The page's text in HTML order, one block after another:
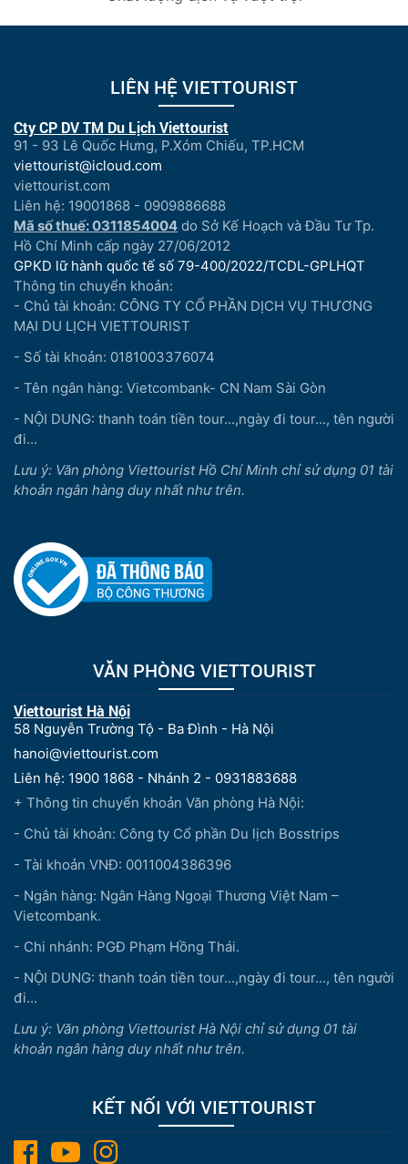
LIÊN HỆ VIETTOURIST
Cty CP DV TM Du Lịch Viettourist
91 - 93 Lê Quốc Hưng, P.Xóm Chiếu, TP.HCM
viettourist@icloud.com
viettourist.com
Liên hệ: 19001868 - 0909886688
Mã số thuế: 0311854004 do Sở Kế Hoạch và Đầu Tư Tp.
Hồ Chí Minh cấp ngày 27/06/2012
GPKD lữ hành quốc tế số 79-400/2022/TCDL-GPLHQT
Thông tin chuyển khoản:
- Chủ tài khoản: CÔNG TY CỔ PHẦN DỊCH VỤ THƯƠNG
MẠI DU LỊCH VIETTOURIST
- Số tài khoản: 0181003376074
- Tên ngân hàng: Vietcombank- CN Nam Sài Gòn
- NỘI DUNG: thanh toán tiền tour...,ngày đi tour..., tên người
đi...
Lưu ý: Văn phòng Viettourist Hồ Chí Minh chỉ sử dụng 01 tài
khoản ngân hàng duy nhất như trên.
VĂN PHÒNG VIETTOURIST
Viettourist Hà Nội
58 Nguyễn Trường Tộ - Ba Đình - Hà Nội
hanoi@viettourist.com
Liên hệ: 1900 1868 - Nhánh 2 - 0931883688
+ Thông tin chuyển khoản Văn phòng Hà Nội:
- Chủ tài khoản: Công ty Cổ phần Du lịch Bosstrips
- Tài khoản VNĐ: 0011004386396
- Ngân hàng: Ngân Hàng Ngoại Thương Việt Nam –
Vietcombank.
- Chi nhánh: PGĐ Phạm Hồng Thái.
- NỘI DUNG: thanh toán tiền tour...,ngày đi tour..., tên người
đi...
Lưu ý: Văn phòng Viettourist Hà Nội chỉ sử dụng 01 tài
khoản ngân hàng duy nhất như trên.
KẾT NỐI VỚI VIETTOURIST